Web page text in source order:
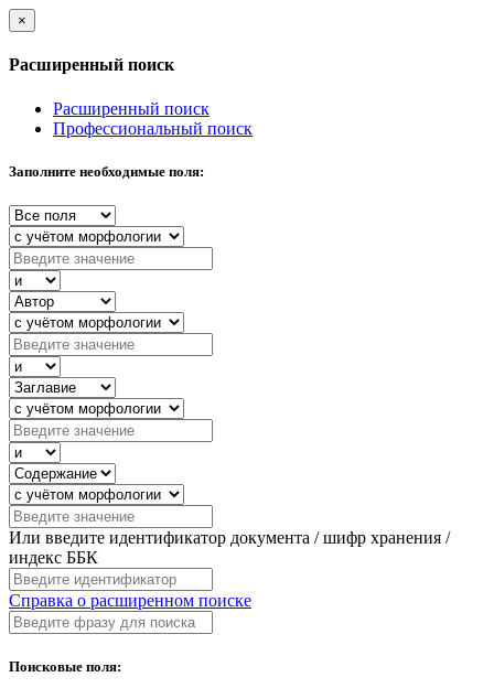
×
Расширенный поиск
Расширенный поиск
Профессиональный поиск
Заполните необходимые поля:
Или введите идентификатор документа / шифр хранения /
индекс ББК
Справка о расширенном поиске
Поисковые поля: